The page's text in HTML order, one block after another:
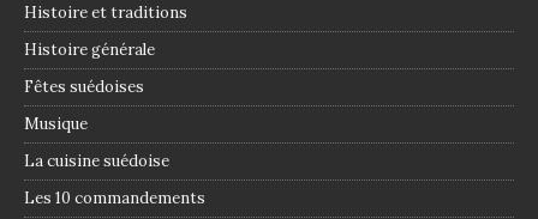
Histoire et traditions
Histoire générale
Fêtes suédoises
Musique
La cuisine suédoise
Les 10 commandements